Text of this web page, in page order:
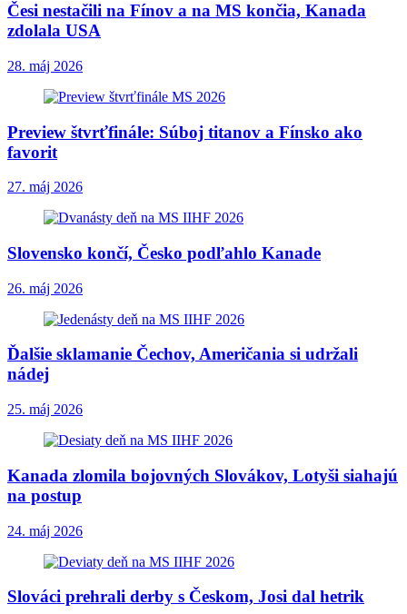
Česi nestačili na Fínov a na MS končia, Kanada
zdolala USA
28. máj 2026
Preview štvrťfinále: Súboj titanov a Fínsko ako
favorit
27. máj 2026
Slovensko končí, Česko podľahlo Kanade
26. máj 2026
Ďalšie sklamanie Čechov, Američania si udržali
nádej
25. máj 2026
Kanada zlomila bojovných Slovákov, Lotyši siahajú
na postup
24. máj 2026
Slováci prehrali derby s Českom, Josi dal hetrik